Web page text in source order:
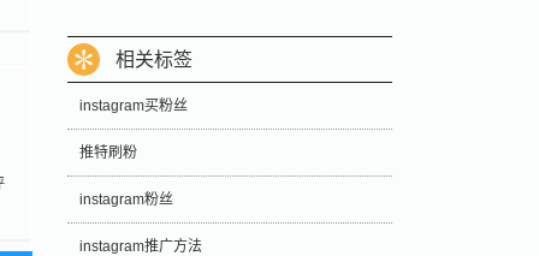
相关标签
instagram买粉丝
推特刷粉
instagram粉丝
instagram推广方法